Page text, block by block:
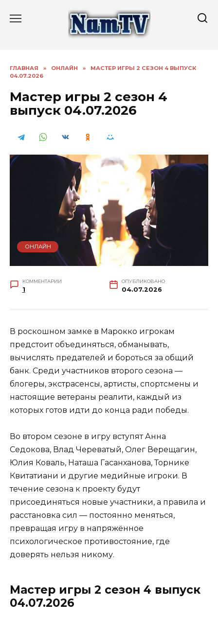
ГЛАВНАЯ » ОНЛАЙН »
МАСТЕР ИГРЫ 2 СЕЗОН 4 ВЫПУСК
04.07.2026
Мастер игры 2 сезон 4
выпуск 04.07.2026
ОНЛАЙН
КОММЕНТАРИИ
1
ОПУБЛИКОВАНО
04.07.2026
В роскошном замке в Марокко игрокам
предстоит объединяться, обманывать,
вычислять предателей и бороться за общий
банк. Среди участников второго сезона —
блогеры, экстрасенсы, артисты, спортсмены и
настоящие ветераны реалити, каждый из
которых готов идти до конца ради победы.
Во втором сезоне в игру вступят Анна
Седокова, Влад Череватый, Олег Верещагин,
Юлия Коваль, Наташа Гасанханова, Торнике
Квитатиани и другие медийные игроки. В
течение сезона к проекту будут
присоединяться новые участники, а правила и
расстановка сил — постоянно меняться,
превращая игру в напряжённое
психологическое противостояние, где
доверять нельзя никому.
Мастер игры 2 сезон 4 выпуск
04.07.2026